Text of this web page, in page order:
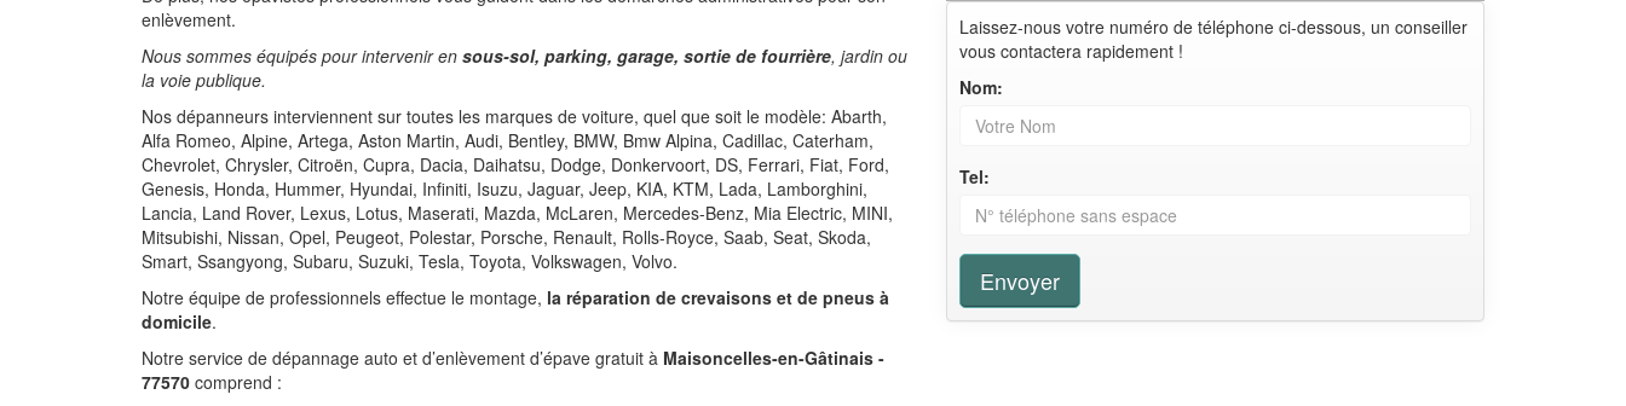
enlèvement.
Nous sommes équipés pour intervenir en sous-sol, parking, garage, sortie de fourrière, jardin ou
la voie publique.
Nos dépanneurs interviennent sur toutes les marques de voiture, quel que soit le modèle: Abarth,
Alfa Romeo, Alpine, Artega, Aston Martin, Audi, Bentley, BMW, Bmw Alpina, Cadillac, Caterham,
Chevrolet, Chrysler, Citroën, Cupra, Dacia, Daihatsu, Dodge, Donkervoort, DS, Ferrari, Fiat, Ford,
Genesis, Honda, Hummer, Hyundai, Infiniti, Isuzu, Jaguar, Jeep, KIA, KTM, Lada, Lamborghini,
Lancia, Land Rover, Lexus, Lotus, Maserati, Mazda, McLaren, Mercedes-Benz, Mia Electric, MINI,
Mitsubishi, Nissan, Opel, Peugeot, Polestar, Porsche, Renault, Rolls-Royce, Saab, Seat, Skoda,
Smart, Ssangyong, Subaru, Suzuki, Tesla, Toyota, Volkswagen, Volvo.
Notre équipe de professionnels effectue le montage, la réparation de crevaisons et de pneus à
domicile.
Notre service de dépannage auto et d’enlèvement d’épave gratuit à Maisoncelles-en-Gâtinais -
77570 comprend :
Laissez-nous votre numéro de téléphone ci-dessous, un conseiller
vous contactera rapidement !
Nom:
Tel:
Envoyer